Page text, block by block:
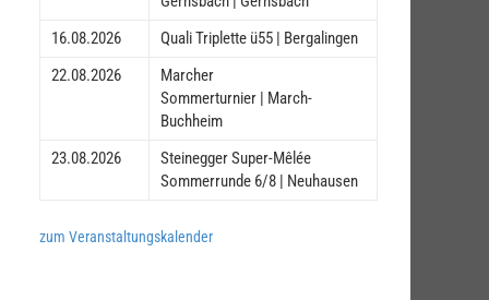
16.08.2026
Quali Triplette ü55 | Bergalingen
22.08.2026
Marcher
Sommerturnier | March-
Buchheim
23.08.2026
Steinegger Super-Mêlée
Sommerrunde 6/8 | Neuhausen
zum Veranstaltungskalender